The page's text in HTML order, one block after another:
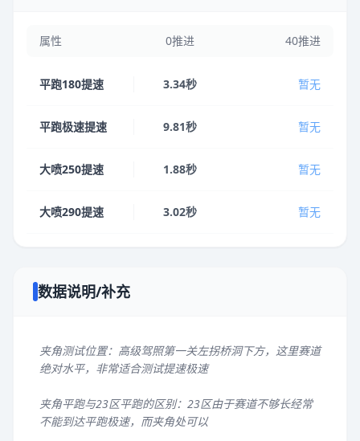
属性 0推进 40推进
平跑180提速 3.34秒 暂无
平跑极速提速 9.81秒 暂无
大喷250提速 1.88秒 暂无
大喷290提速 3.02秒 暂无
数据说明/补充
夹角测试位置：高级驾照第一关左拐桥洞下方，这里赛道
绝对水平，非常适合测试提速极速
夹角平跑与23区平跑的区别：23区由于赛道不够长经常
不能到达平跑极速，而夹角处可以